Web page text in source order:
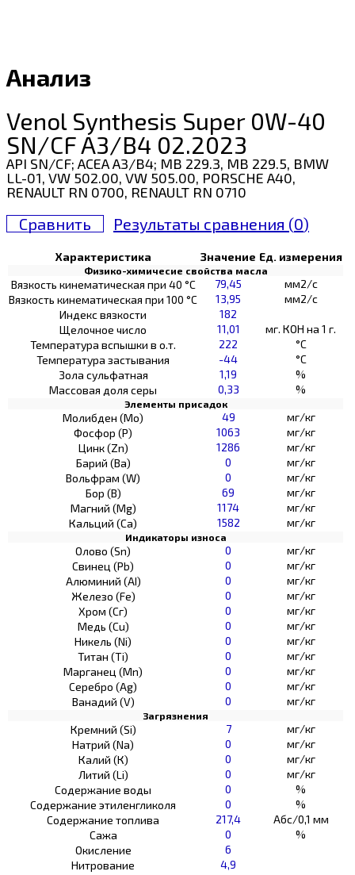
Анализ
Venol Synthesis Super 0W-40
SN/CF A3/B4 02.2023
API SN/CF; ACEA A3/B4; MB 229.3, MB 229.5, BMW
LL-01, VW 502.00, VW 505.00, PORSCHE A40,
RENAULT RN 0700, RENAULT RN 0710
Сравнить Результаты сравнения (0)
Характеристика Значение Ед. измерения
Физико-химичесие свойства масла
Вязкость кинематическая при 40 °С 79,45
мм2/с
Вязкость кинематическая при 100 °С
13,95
мм2/с
Индекс вязкости
182
Щелочное число
11,01
мг. КОН на 1 г.
Температура вспышки в о.т.
222
°C
Температура застывания
-44
°C
Зола сульфатная
1,19
%
Массовая доля серы
0,33 %
Элементы присадок
Молибден (Мо) 49
мг/кг
Фосфор (Р)
1063
мг/кг
Цинк (Zn)
1286
мг/кг
Барий (Ва)
0
мг/кг
Вольфрам (W)
0
мг/кг
Бор (В)
69
мг/кг
Магний (Mg)
1174
мг/кг
Кальций (Са)
1582 мг/кг
Индикаторы износа
Олово (Sn) 0
мг/кг
Свинец (Pb)
0
мг/кг
Алюминий (AI)
0
мг/кг
Железо (Fe)
0
мг/кг
Хром (Сг)
0
мг/кг
Медь (Cu)
0
мг/кг
Никель (Ni)
0
мг/кг
Титан (Ti)
0
мг/кг
Марганец (Mn)
0
мг/кг
Серебро (Ag)
0
мг/кг
Ванадий (V)
0 мг/кг
Загрязнения
Кремний (Si) 7
мг/кг
Натрий (Na)
0
мг/кг
Калий (К)
0
мг/кг
Литий (Li)
0
мг/кг
Содержание воды
0
%
Содержание этиленгликоля
0
%
Содержание топлива
217,4
Абс/0,1 мм
Сажа
0
%
Окисление
6
Нитрование
4,9